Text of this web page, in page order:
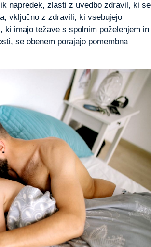
napredek, zlasti z uvedbo zdravil, ki se
vključno z zdravili, ki vsebujejo
ki imajo težave s spolnim poželenjem in
se obenem porajajo pomembna